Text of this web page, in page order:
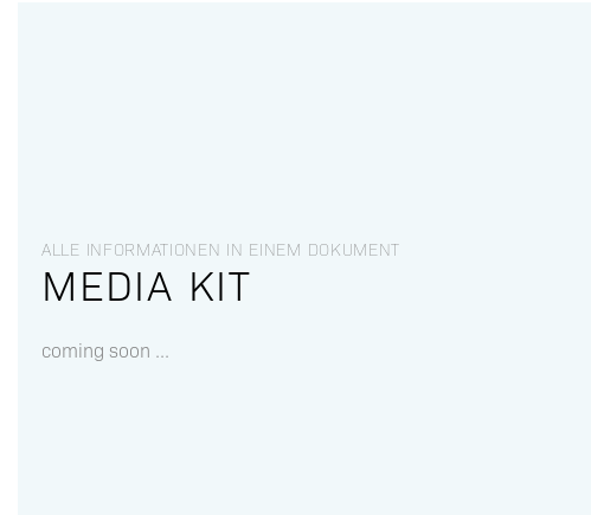
ALLE INFORMATIONEN IN EINEM DOKUMENT
MEDIA KIT
coming soon ...